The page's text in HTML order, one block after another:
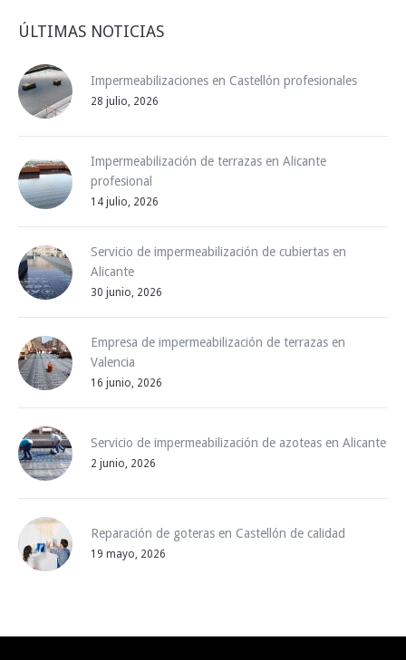
ÚLTIMAS NOTICIAS
Impermeabilizaciones en Castellón profesionales
28 julio, 2026
Impermeabilización de terrazas en Alicante
profesional
14 julio, 2026
Servicio de impermeabilización de cubiertas en
Alicante
30 junio, 2026
Empresa de impermeabilización de terrazas en
Valencia
16 junio, 2026
Servicio de impermeabilización de azoteas en Alicante
2 junio, 2026
Reparación de goteras en Castellón de calidad
19 mayo, 2026